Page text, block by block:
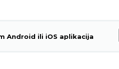
Android ili iOS aplikacija